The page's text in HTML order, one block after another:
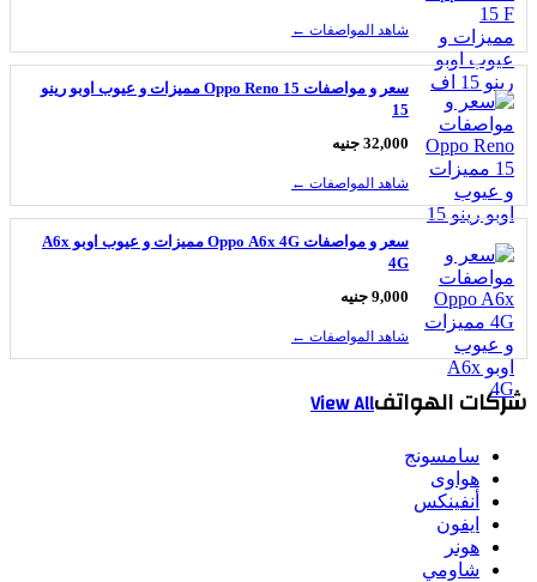
شاهد المواصفات ←
سعر و مواصفات Oppo Reno 15 مميزات و عيوب اوبو رينو
32,000 جنيه
شاهد المواصفات ←
سعر و مواصفات Oppo A6x 4G مميزات و عيوب اوبو A6x
9,000 جنيه
شاهد المواصفات ←
الهواتفView All
سامسونج
هواوى
أنفينكس
ايفون
هونر
شاومي